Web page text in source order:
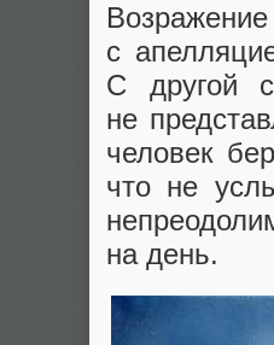
с
С другой
не
человек
что не
на день.